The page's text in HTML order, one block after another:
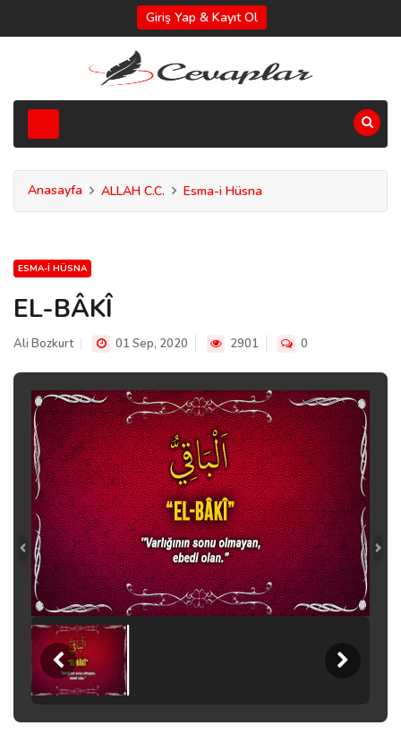
Giriş Yap & Kayıt Ol
Anasayfa ALLAH C.C. Esma-i Hüsna
ESMA-I HÜSNA
EL-BÂKÎ
Ali Bozkurt 01 Sep, 2020 2901 0